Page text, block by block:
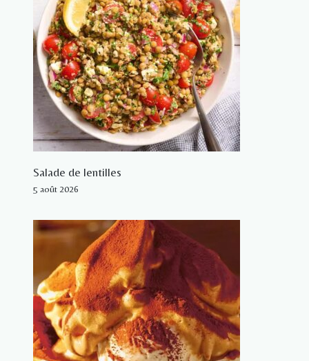
Salade de lentilles
5 août 2026